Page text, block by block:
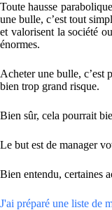
Toute hausse
une bulle, c’est tout
et valorisent la société
énormes.
Acheter une bulle, c’est
bien trop grand risque.
Bien sûr, cela pourrait
Le but est de manager
Bien entendu, certaines
J'ai préparé une liste de